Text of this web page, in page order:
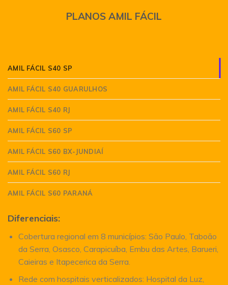
PLANOS AMIL FÁCIL
AMIL FÁCIL S40 SP
AMIL FÁCIL S40 GUARULHOS
AMIL FÁCIL S40 RJ
AMIL FÁCIL S60 SP
AMIL FÁCIL S60 BX-JUNDIAÍ
AMIL FÁCIL S60 RJ
AMIL FÁCIL S60 PARANÁ
Diferenciais:
Cobertura regional em 8 municípios: São Paulo, Taboão
da Serra, Osasco, Carapicuíba, Embu das Artes, Barueri,
Caieiras e Itapecerica da Serra.
Rede com hospitais verticalizados: Hospital da Luz,